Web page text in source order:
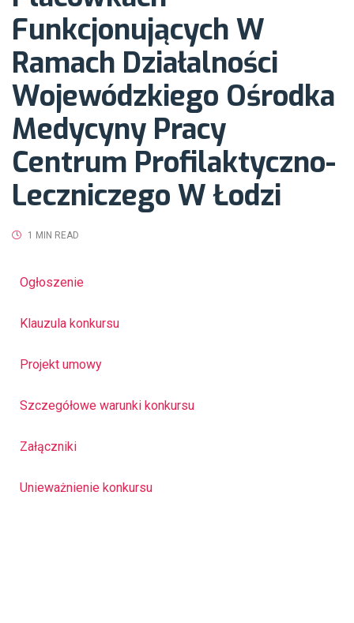
Łodzi
Funkcjonujących W
Ramach Działalności
Wojewódzkiego Ośrodka
Medycyny Pracy
Centrum Profilaktyczno-
Leczniczego W Łodzi
1 MIN READ
Ogłoszenie
Klauzula konkursu
Projekt umowy
Szczegółowe warunki konkursu
Załączniki
Unieważnienie konkursu